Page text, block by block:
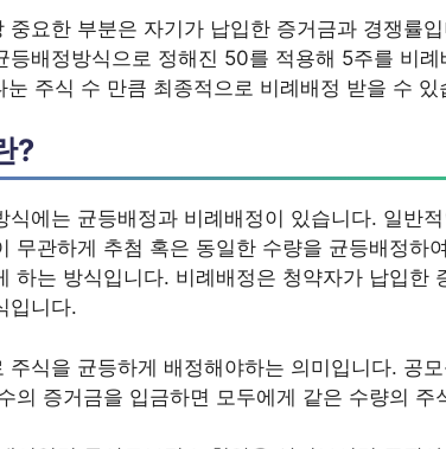
중요한 부분은 자기가 납입한 증거금과 경쟁률
등배정방식으로 정해진 50를 적용해 5주를 비
주식 수 만큼 최종적으로 비례배정 받을 수 있
?
식에는 균등배정과 비례배정이 있습니다. 일반
무관하게 추첨 혹은 동일한 수량을 균등배정하
하는 방식입니다. 비례배정은 청약자가 납입한
입니다.
주식을 균등하게 배정해야하는 의미입니다. 공
의 증거금을 입금하면 모두에게 같은 수량의 주